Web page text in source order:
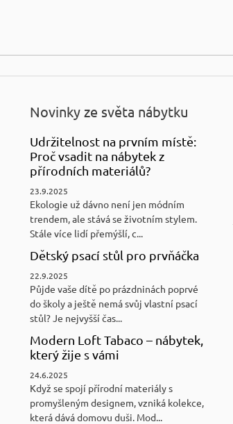
Novinky ze světa nábytku
Udržitelnost na prvním místě:
Proč vsadit na nábytek z
přírodních materiálů?
23.9.2025
Ekologie už dávno není jen módním
trendem, ale stává se životním stylem.
Stále více lidí přemýšlí, c...
Dětský psací stůl pro prvňáčka
22.9.2025
Půjde vaše dítě po prázdninách poprvé
do školy a ještě nemá svůj vlastní psací
stůl? Je nejvyšší čas...
Modern Loft Tabaco – nábytek,
který žije s vámi
24.6.2025
Když se spojí přírodní materiály s
promyšleným designem, vzniká kolekce,
která dává domovu duši. Mod...